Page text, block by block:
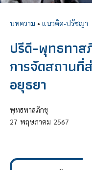
บทความ • แนวคิด-ปรัชญา
ปรีดี-พุทธทาส
การจัดสถานที่
อยุธยา
พุทธทาสภิกขุ
27 พฤษภาคม 2567